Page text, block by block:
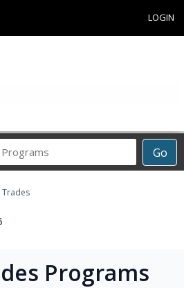
LOGIN
Go
Career
Programs
Trades
Programs